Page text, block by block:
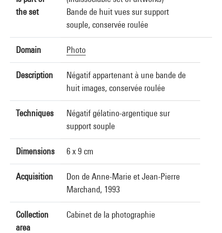
the set
Bande de huit vues sur support
souple, conservée roulée
Domain Photo
Description
Négatif appartenant à une bande de
huit images, conservée roulée
Techniques
Négatif gélatino-argentique sur
support souple
Dimensions 6 x 9 cm
Acquisition
Don de Anne-Marie et Jean-Pierre
Marchand, 1993
Collection
area
Cabinet de la photographie